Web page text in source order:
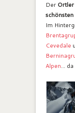
Der
Im
Cevedale
Alpen… da